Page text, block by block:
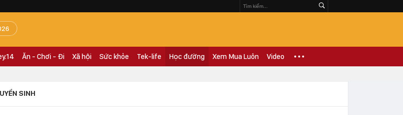
Ăn - Chơi - Đi Xã hội Sức khỏe Tek-life Học đường Xem Mua Luôn Video
SINH